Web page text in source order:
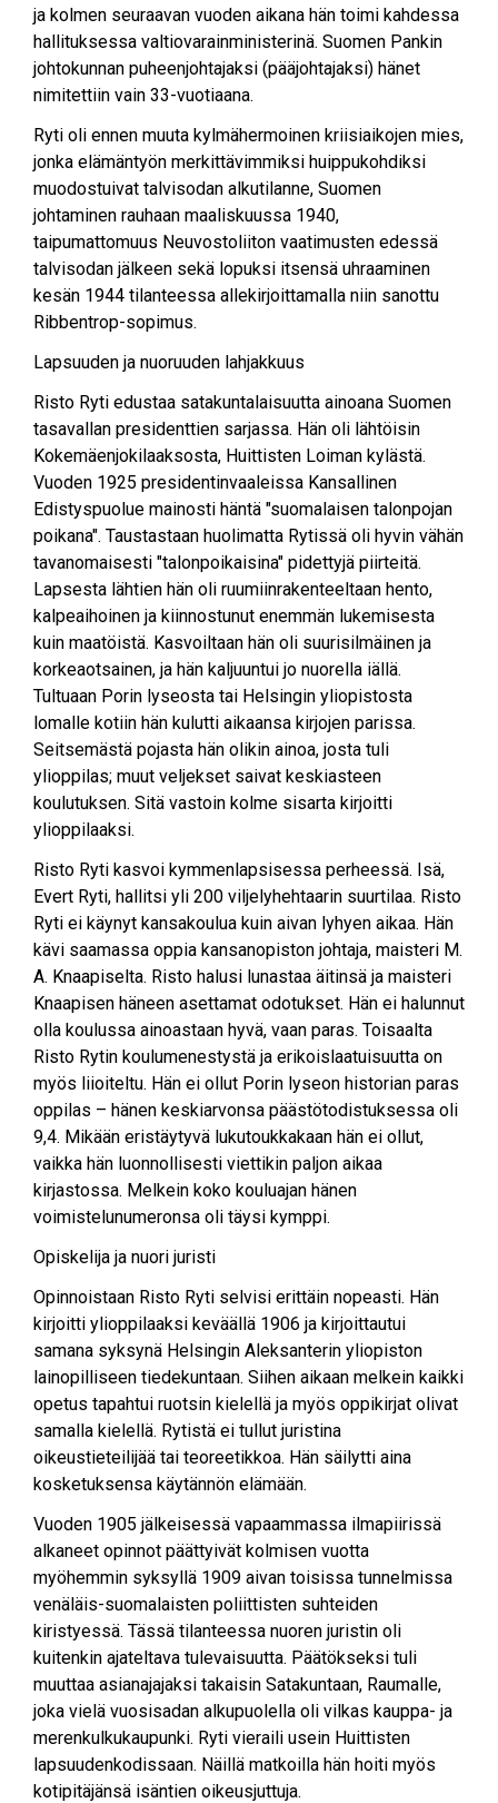
ja kolmen seuraavan vuoden aikana hän toimi kahdessa
hallituksessa valtiovarainministerinä. Suomen Pankin
johtokunnan puheenjohtajaksi (pääjohtajaksi) hänet
nimitettiin vain 33-vuotiaana.
Ryti oli ennen muuta kylmähermoinen kriisiaikojen mies,
jonka elämäntyön merkittävimmiksi huippukohdiksi
muodostuivat talvisodan alkutilanne, Suomen
johtaminen rauhaan maaliskuussa 1940,
taipumattomuus Neuvostoliiton vaatimusten edessä
talvisodan jälkeen sekä lopuksi itsensä uhraaminen
kesän 1944 tilanteessa allekirjoittamalla niin sanottu
Ribbentrop-sopimus.
Lapsuuden ja nuoruuden lahjakkuus
Risto Ryti edustaa satakuntalaisuutta ainoana Suomen
tasavallan presidenttien sarjassa. Hän oli lähtöisin
Kokemäenjokilaaksosta, Huittisten Loiman kylästä.
Vuoden 1925 presidentinvaaleissa Kansallinen
Edistyspuolue mainosti häntä "suomalaisen talonpojan
poikana". Taustastaan huolimatta Rytissä oli hyvin vähän
tavanomaisesti "talonpoikaisina" pidettyjä piirteitä.
Lapsesta lähtien hän oli ruumiinrakenteeltaan hento,
kalpeaihoinen ja kiinnostunut enemmän lukemisesta
kuin maatöistä. Kasvoiltaan hän oli suurisilmäinen ja
korkeaotsainen, ja hän kaljuuntui jo nuorella iällä.
Tultuaan Porin lyseosta tai Helsingin yliopistosta
lomalle kotiin hän kulutti aikaansa kirjojen parissa.
Seitsemästä pojasta hän olikin ainoa, josta tuli
ylioppilas; muut veljekset saivat keskiasteen
koulutuksen. Sitä vastoin kolme sisarta kirjoitti
ylioppilaaksi.
Risto Ryti kasvoi kymmenlapsisessa perheessä. Isä,
Evert Ryti, hallitsi yli 200 viljelyhehtaarin suurtilaa. Risto
Ryti ei käynyt kansakoulua kuin aivan lyhyen aikaa. Hän
kävi saamassa oppia kansanopiston johtaja, maisteri M.
A. Knaapiselta. Risto halusi lunastaa äitinsä ja maisteri
Knaapisen häneen asettamat odotukset. Hän ei halunnut
olla koulussa ainoastaan hyvä, vaan paras. Toisaalta
Risto Rytin koulumenestystä ja erikoislaatuisuutta on
myös liioiteltu. Hän ei ollut Porin lyseon historian paras
oppilas – hänen keskiarvonsa päästötodistuksessa oli
9,4. Mikään eristäytyvä lukutoukkakaan hän ei ollut,
vaikka hän luonnollisesti viettikin paljon aikaa
kirjastossa. Melkein koko kouluajan hänen
voimistelunumeronsa oli täysi kymppi.
Opiskelija ja nuori juristi
Opinnoistaan Risto Ryti selvisi erittäin nopeasti. Hän
kirjoitti ylioppilaaksi keväällä 1906 ja kirjoittautui
samana syksynä Helsingin Aleksanterin yliopiston
lainopilliseen tiedekuntaan. Siihen aikaan melkein kaikki
opetus tapahtui ruotsin kielellä ja myös oppikirjat olivat
samalla kielellä. Rytistä ei tullut juristina
oikeustieteilijää tai teoreetikkoa. Hän säilytti aina
kosketuksensa käytännön elämään.
Vuoden 1905 jälkeisessä vapaammassa ilmapiirissä
alkaneet opinnot päättyivät kolmisen vuotta
myöhemmin syksyllä 1909 aivan toisissa tunnelmissa
venäläis-suomalaisten poliittisten suhteiden
kiristyessä. Tässä tilanteessa nuoren juristin oli
kuitenkin ajateltava tulevaisuutta. Päätökseksi tuli
muuttaa asianajajaksi takaisin Satakuntaan, Raumalle,
joka vielä vuosisadan alkupuolella oli vilkas kauppa- ja
merenkulkukaupunki. Ryti vieraili usein Huittisten
lapsuudenkodissaan. Näillä matkoilla hän hoiti myös
kotipitäjänsä isäntien oikeusjuttuja.